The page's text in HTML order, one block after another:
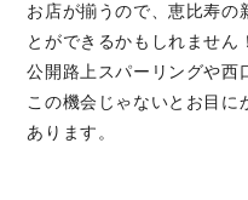
お店が揃うので、恵比寿の
とができるかもしれません
公開路上スパーリングや西
この機会じゃないとお目に
あります。